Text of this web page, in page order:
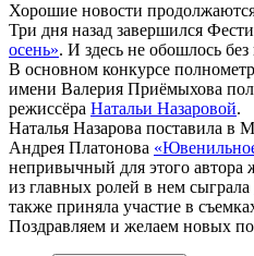
Хорошие новости
Три дня назад завершился
осень». И здесь не обошлось
В основном конкурсе
имени Валерия Приёмыхова
режиссёра Натальи Назаровой.
Наталья Назарова поставила в
Андрея Платонова
непривычный для этого
из главных ролей в нем сыграла
также приняла участие в
Поздравляем и желаем новых